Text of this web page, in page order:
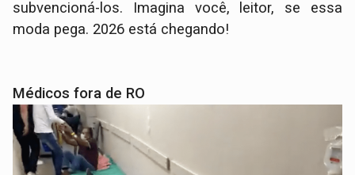
subvencioná-los. Imagina você, leitor, se essa
moda pega. 2026 está chegando!
Médicos fora de RO